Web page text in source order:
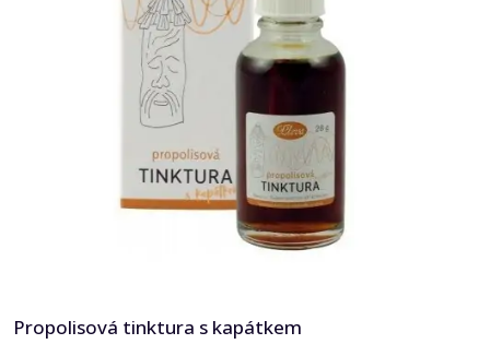
Propolisová tinktura s kapátkem